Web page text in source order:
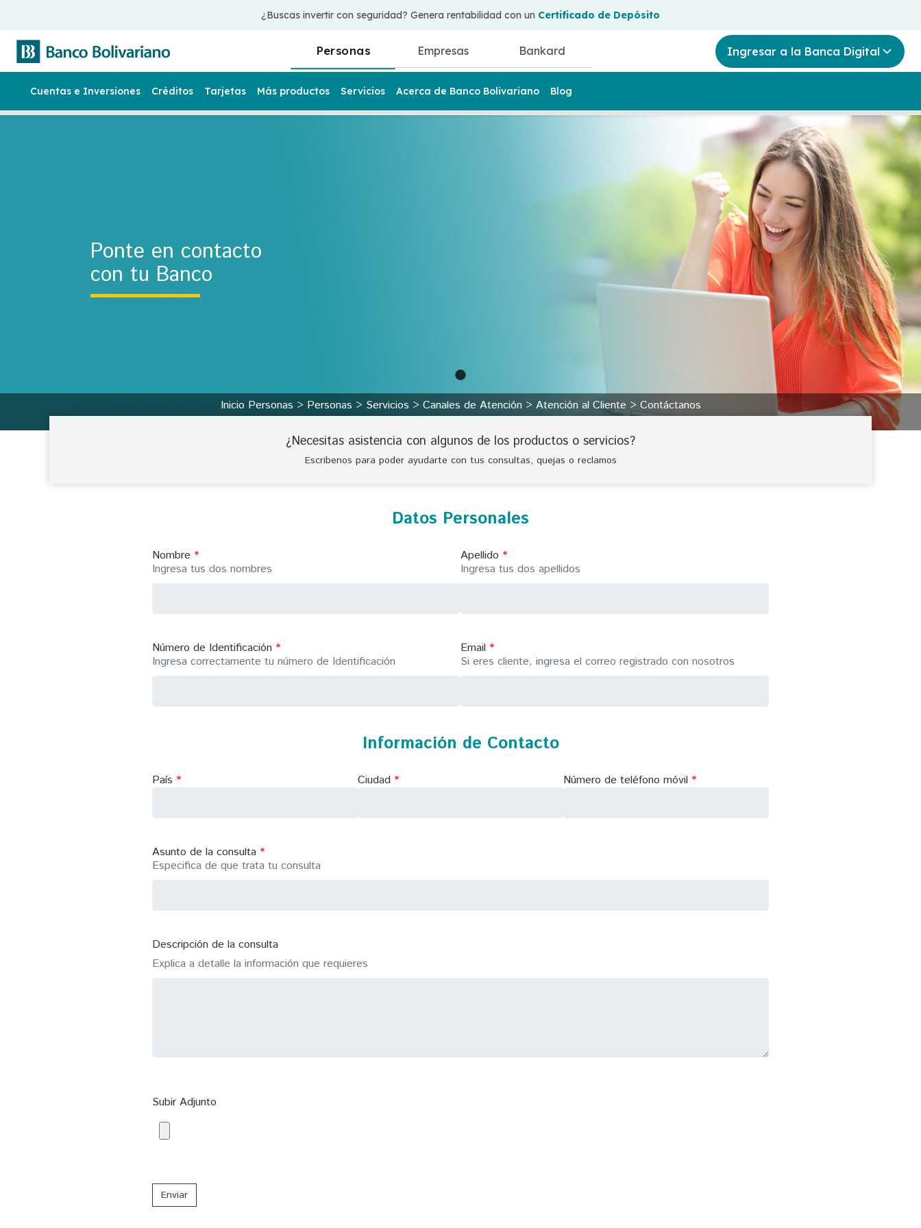
¿Buscas invertir con seguridad? Genera rentabilidad con un Certificado de Depósito
Personas Empresas Bankard Ingresar a la Banca Digital
Cuentas e Inversiones Créditos Tarjetas Más productos Servicios Acerca de Banco Bolivariano Blog
Ponte en contacto
con tu Banco
Inicio Personas Personas Servicios Canales de Atención Atención al Cliente Contáctanos
¿Necesitas asistencia con algunos de los productos o servicios?
Escribenos para poder ayudarte con tus consultas, quejas o reclamos
Datos Personales
Nombre
Ingresa tus dos nombres
Apellido
Ingresa tus dos apellidos
Número de Identificación
Ingresa correctamente tu número de Identificación
Email
Si eres cliente, ingresa el correo registrado con nosotros
Información de Contacto
País Ciudad Número de teléfono móvil
Asunto de la consulta
Especifica de que trata tu consulta
Descripción de la consulta
Explica a detalle la información que requieres
Subir Adjunto
Enviar